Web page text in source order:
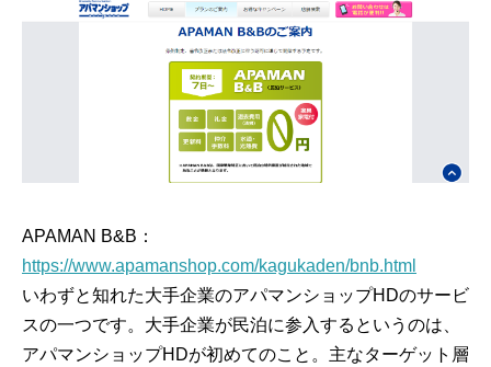
APAMAN B&B：
https://www.apamanshop.com/kagukaden/bnb.html
いわずと知れた大手企業のアパマンショップHDのサービ
スの一つです。大手企業が民泊に参入するというのは、
アパマンショップHDが初めてのこと。主なターゲット層